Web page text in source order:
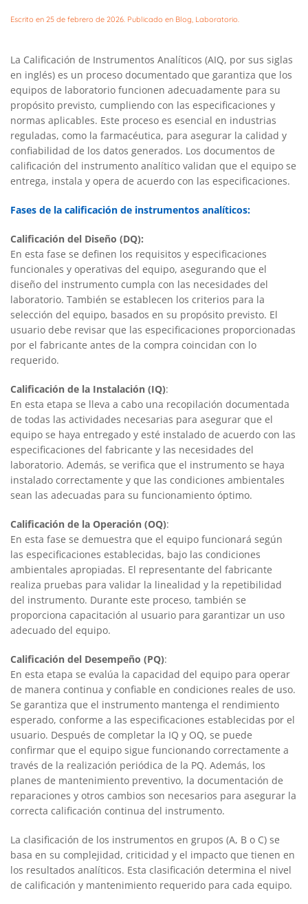
Escrito en 25 de febrero de 2026 . Publicado en Blog Laboratorio
La Calificación de Instrumentos Analíticos (AIQ, por sus siglas
en inglés) es un proceso documentado que garantiza que los
equipos de laboratorio funcionen adecuadamente para su
propósito previsto, cumpliendo con las especificaciones y
normas aplicables. Este proceso es esencial en industrias
reguladas, como la farmacéutica, para asegurar la calidad y
confiabilidad de los datos generados. Los documentos de
calificación del instrumento analítico validan que el equipo se
entrega, instala y opera de acuerdo con las especificaciones.
Fases de la calificación de instrumentos analíticos:
Calificación del Diseño (DQ):
En esta fase se definen los requisitos y especificaciones
funcionales y operativas del equipo, asegurando que el
diseño del instrumento cumpla con las necesidades del
laboratorio. También se establecen los criterios para la
selección del equipo, basados en su propósito previsto. El
usuario debe revisar que las especificaciones proporcionadas
por el fabricante antes de la compra coincidan con lo
requerido.
Calificación de la Instalación (IQ):
En esta etapa se lleva a cabo una recopilación documentada
de todas las actividades necesarias para asegurar que el
equipo se haya entregado y esté instalado de acuerdo con las
especificaciones del fabricante y las necesidades del
laboratorio. Además, se verifica que el instrumento se haya
instalado correctamente y que las condiciones ambientales
sean las adecuadas para su funcionamiento óptimo.
Calificación de la Operación (OQ):
En esta fase se demuestra que el equipo funcionará según
las especificaciones establecidas, bajo las condiciones
ambientales apropiadas. El representante del fabricante
realiza pruebas para validar la linealidad y la repetibilidad
del instrumento. Durante este proceso, también se
proporciona capacitación al usuario para garantizar un uso
adecuado del equipo.
Calificación del Desempeño (PQ):
En esta etapa se evalúa la capacidad del equipo para operar
de manera continua y confiable en condiciones reales de uso.
Se garantiza que el instrumento mantenga el rendimiento
esperado, conforme a las especificaciones establecidas por el
usuario. Después de completar la IQ y OQ, se puede
confirmar que el equipo sigue funcionando correctamente a
través de la realización periódica de la PQ. Además, los
planes de mantenimiento preventivo, la documentación de
reparaciones y otros cambios son necesarios para asegurar la
correcta calificación continua del instrumento.
La clasificación de los instrumentos en grupos (A, B o C) se
basa en su complejidad, criticidad y el impacto que tienen en
los resultados analíticos. Esta clasificación determina el nivel
de calificación y mantenimiento requerido para cada equipo.